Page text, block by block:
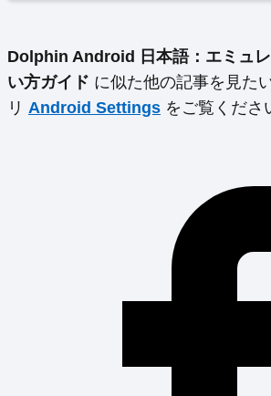
Dolphin Android 日本語：エミュ
い方ガイド に似た他の記事を見た
リ Android Settings をご覧くださ